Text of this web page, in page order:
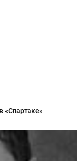
«Спартаке»